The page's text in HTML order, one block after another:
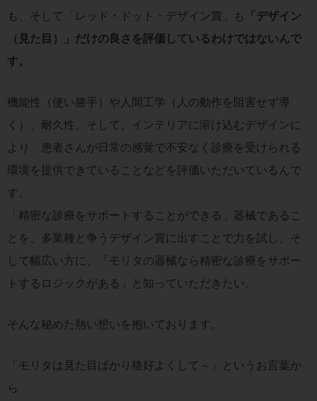
も、そして「レッド・ドット・デザイン賞」も
「デザイン
（見た目）」だけの良さを評価しているわけではないんで
す。
機能性（使い勝手）や人間工学（人の動作を阻害せず導
く）、耐久性、そして、インテリアに溶け込むデザインに
より、患者さんが日常の感覚で不安なく診療を受けられる
環境を提供できていることなどを評価いただいているんで
す。
「精密な診療をサポートすることができる」器械であるこ
とを、多業種と争うデザイン賞に出すことで力を試し、そ
して幅広い方に、「モリタの器械なら精密な診療をサポー
トするロジックがある」と知っていただきたい。
そんな秘めた熱い想いを抱いております。
「モリタは見た目ばかり格好よくして～」というお言葉か
ら